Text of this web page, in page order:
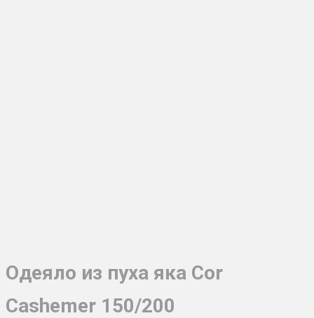
Одеяло из пуха яка Сor
Cashemer 150/200